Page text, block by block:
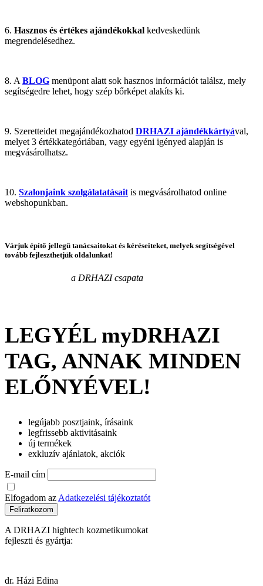
6. Hasznos és értékes ajándékokkal kedveskedünk
megrendelésedhez.
8. A BLOG menüpont alatt sok hasznos információt találsz, mely
segítségedre lehet, hogy szép bőrképet alakíts ki.
9. Szeretteidet megajándékozhatod DRHAZI ajándékkártyával,
melyet 3 értékkategóriában, vagy egyéni igényed alapján is
megvásárolhatsz.
10. Szalonjaink szolgálatatásait is megvásárolhatod online
webshopunkban.
Várjuk építő jellegű tanácsaitokat és kéréseiteket, melyek segítségével
tovább fejleszthetjük oldalunkat!
a DRHAZI csapata
LEGYÉL myDRHAZI
TAG, ANNAK MINDEN
ELŐNYÉVEL!
legújabb posztjaink, írásaink
legfrissebb aktivitásaink
új termékek
exkluzív ajánlatok, akciók
E-mail cím
Elfogadom az Adatkezelési tájékoztatót
Feliratkozom
A DRHAZI hightech kozmetikumokat
fejleszti és gyártja:
dr. Házi Edina